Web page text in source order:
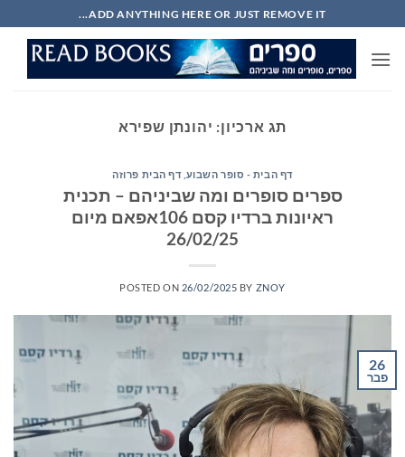
to
content
ADD ANYTHING HERE OR JUST REMOVE IT...
תג ארכיון: יהונתן שפירא
דף הבית - סופר השבוע דף הבית פרוזה
ספרים סופרים ומה שביניהם – תכנית
ראיונות ברדיו קסם 106אפאם מיום
26/02/25
POSTED ON 26/02/2025 BY ZNOY
26
פבר